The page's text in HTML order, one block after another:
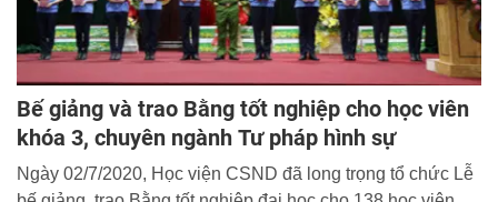
Bế giảng và trao Bằng tốt nghiệp cho học viên
khóa 3, chuyên ngành Tư pháp hình sự
Ngày 02/7/2020, Học viện CSND đã long trọng tổ chức Lễ